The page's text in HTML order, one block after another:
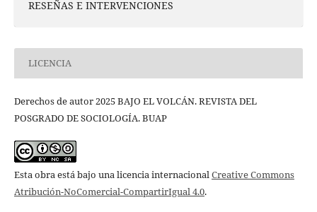
RESEÑAS E INTERVENCIONES
LICENCIA
Derechos de autor 2025 BAJO EL VOLCÁN. REVISTA DEL
POSGRADO DE SOCIOLOGÍA. BUAP
Esta obra está bajo una licencia internacionalCreative Commons
Atribución-NoComercial-CompartirIgual 4.0.